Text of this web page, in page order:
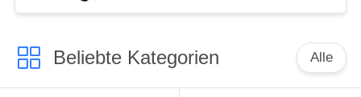
Beliebte Kategorien Alle